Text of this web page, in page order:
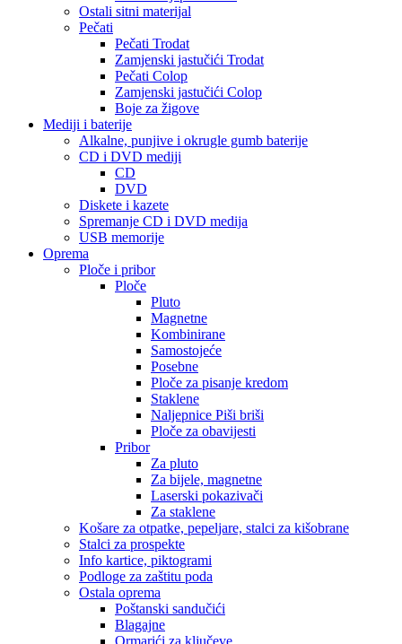
Ostali sitni materijal
Pečati
Pečati Trodat
Zamjenski jastučići Trodat
Pečati Colop
Zamjenski jastučići Colop
Boje za žigove
Mediji i baterije
Alkalne, punjive i okrugle gumb baterije
CD i DVD mediji
CD
DVD
Diskete i kazete
Spremanje CD i DVD medija
USB memorije
Oprema
Ploče i pribor
Ploče
Pluto
Magnetne
Kombinirane
Samostojeće
Posebne
Ploče za pisanje kredom
Staklene
Naljepnice Piši briši
Ploče za obavijesti
Pribor
Za pluto
Za bijele, magnetne
Laserski pokazivači
Za staklene
Košare za otpatke, pepeljare, stalci za kišobrane
Stalci za prospekte
Info kartice, piktogrami
Podloge za zaštitu poda
Ostala oprema
Poštanski sandučići
Blagajne
Ormarići za ključeve